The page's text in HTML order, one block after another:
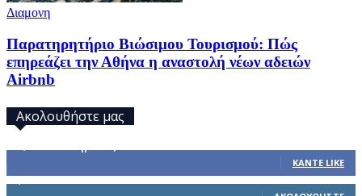
Διαμονη
Παρατηρητήριο Βιώσιμου Τουρισμού: Πώς
επηρεάζει την Αθήνα η αναστολή νέων αδειών
Airbnb
Ακολουθήστε μας
ΚΆΝΤΕ LIKE